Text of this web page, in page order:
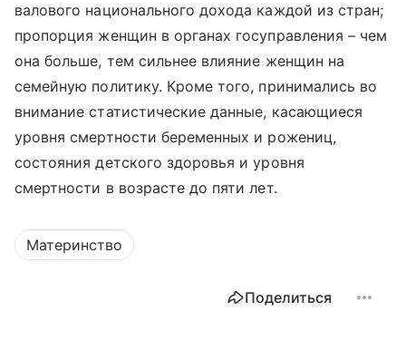
валового национального дохода каждой из стран;
пропорция женщин в органах госуправления – чем
она больше, тем сильнее влияние женщин на
семейную политику. Кроме того, принимались во
внимание статистические данные, касающиеся
уровня смертности беременных и рожениц,
состояния детского здоровья и уровня
смертности в возрасте до пяти лет.
Материнство
Поделиться